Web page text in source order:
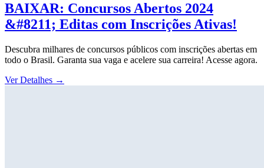
BAIXAR: Concursos Abertos 2024
&#8211; Editas com Inscrições Ativas!
Descubra milhares de concursos públicos com inscrições abertas em
todo o Brasil. Garanta sua vaga e acelere sua carreira! Acesse agora.
Ver Detalhes →